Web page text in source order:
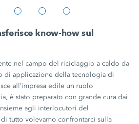
know-how sul
nel campo del riciclaggio a caldo da
di applicazione della tecnologia di
all’impresa edile un ruolo
è stato preparato con grande cura dai
agli interlocutori del
di tutto volevamo confrontarci sulla